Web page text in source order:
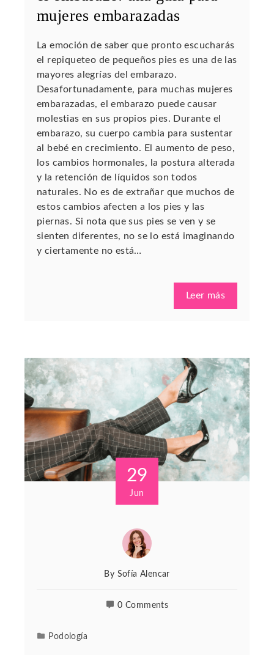
mujeres embarazadas
La emoción de saber que pronto escucharás
el repiqueteo de pequeños pies es una de las
mayores alegrías del embarazo.
Desafortunadamente, para muchas mujeres
embarazadas, el embarazo puede causar
molestias en sus propios pies. Durante el
embarazo, su cuerpo cambia para sustentar
al bebé en crecimiento. El aumento de peso,
los cambios hormonales, la postura alterada
y la retención de líquidos son todos
naturales. No es de extrañar que muchos de
estos cambios afecten a los pies y las
piernas. Si nota que sus pies se ven y se
sienten diferentes, no se lo está imaginando
y ciertamente no está…
Leer más
29
Jun
By Sofía Alencar
0 Comments
Podología